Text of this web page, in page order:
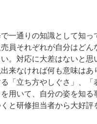
一通りの知識として知
員それぞれが自分はど
。対応に大差はないと
来なければ何も意味は
「立ち方やしぐさ」、
用いて、自分の姿を知る
研修担当者から大好評